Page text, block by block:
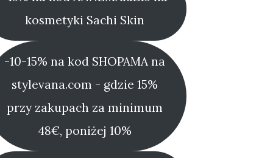
kosmetyki Sachi Skin
-10-15% na kod SHOPAMA na
stylevana.com - gdzie 15%
przy zakupach za minimum
48€, poniżej 10%